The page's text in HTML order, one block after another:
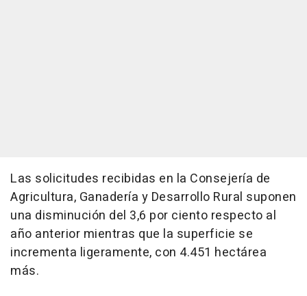
Las solicitudes recibidas en la Consejería de
Agricultura, Ganadería y Desarrollo Rural suponen
una disminución del 3,6 por ciento respecto al
año anterior mientras que la superficie se
incrementa ligeramente, con 4.451 hectárea
más.